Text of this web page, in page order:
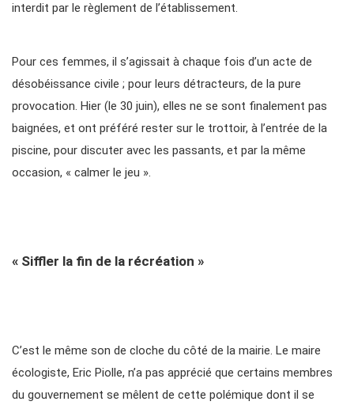
interdit par le règlement de l’établissement.
Pour ces femmes, il s’agissait à chaque fois d’un acte de
désobéissance civile ; pour leurs détracteurs, de la pure
provocation. Hier (le 30 juin), elles ne se sont finalement pas
baignées, et ont préféré rester sur le trottoir, à l’entrée de la
piscine, pour discuter avec les passants, et par la même
occasion, « calmer le jeu ».
« Siffler la fin de la récréation »
C’est le même son de cloche du côté de la mairie. Le maire
écologiste, Eric Piolle, n’a pas apprécié que certains membres
du gouvernement se mêlent de cette polémique dont il se